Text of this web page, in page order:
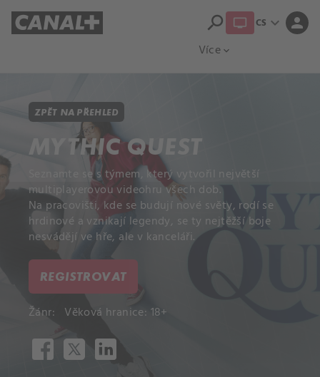
Více expand_more
search CS expand_more person
ZPĚT NA PŘEHLED
MYTHIC QUEST
Seznamte se s týmem, který vytvořil největší
multiplayerovou videohru všech dob.
Na pracovišti, kde se budují nové světy, rodí se
hrdinové a vznikají legendy, se ty nejtěžší boje
nesvádějí ve hře, ale v kanceláři.
REGISTROVAT
Žánr: Věková hranice: 18+